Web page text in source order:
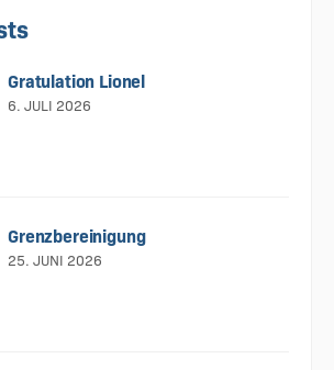
Gratulation Lionel
6. JULI 2026
Grenzbereinigung
25. JUNI 2026